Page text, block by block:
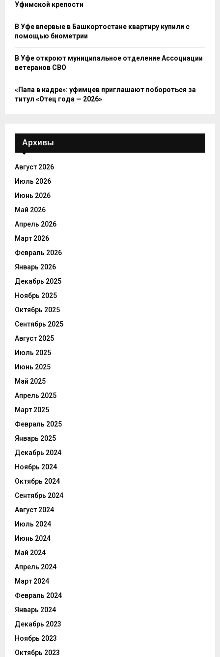
Уфимской крепости
В Уфе впервые в Башкортостане квартиру купили с
помощью биометрии
В Уфе откроют муниципальное отделение Ассоциации
ветеранов СВО
«Папа в кадре»: уфимцев приглашают побороться за
титул «Отец года — 2026»
Архивы
Август 2026
Июль 2026
Июнь 2026
Май 2026
Апрель 2026
Март 2026
Февраль 2026
Январь 2026
Декабрь 2025
Ноябрь 2025
Октябрь 2025
Сентябрь 2025
Август 2025
Июль 2025
Июнь 2025
Май 2025
Апрель 2025
Март 2025
Февраль 2025
Январь 2025
Декабрь 2024
Ноябрь 2024
Октябрь 2024
Сентябрь 2024
Август 2024
Июль 2024
Июнь 2024
Май 2024
Апрель 2024
Март 2024
Февраль 2024
Январь 2024
Декабрь 2023
Ноябрь 2023
Октябрь 2023